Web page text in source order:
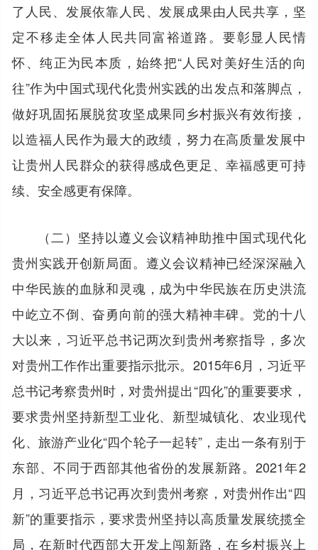
了人民、发展依靠人民、发展成果由人民共享，坚
定不移走全体人民共同富裕道路。要彰显人民情
怀、纯正为民本质，始终把“人民对美好生活的向
往”作为中国式现代化贵州实践的出发点和落脚点，
做好巩固拓展脱贫攻坚成果同乡村振兴有效衔接，
以造福人民作为最大的政绩，努力在高质量发展中
让贵州人民群众的获得感成色更足、幸福感更可持
续、安全感更有保障。
（二）坚持以遵义会议精神助推中国式现代化
贵州实践开创新局面。遵义会议精神已经深深融入
中华民族的血脉和灵魂，成为中华民族在历史洪流
中屹立不倒、奋勇向前的强大精神丰碑。党的十八
大以来，习近平总书记两次到贵州考察指导，多次
对贵州工作作出重要指示批示。2015年6月，习近平
总书记考察贵州时，对贵州提出“四化”的重要要求，
要求贵州坚持新型工业化、新型城镇化、农业现代
化、旅游产业化“四个轮子一起转”，走出一条有别于
东部、不同于西部其他省份的发展新路。2021年2
月，习近平总书记再次到贵州考察，对贵州作出“四
新”的重要指示，要求贵州坚持以高质量发展统揽全
局，在新时代西部大开发上闯新路，在乡村振兴上